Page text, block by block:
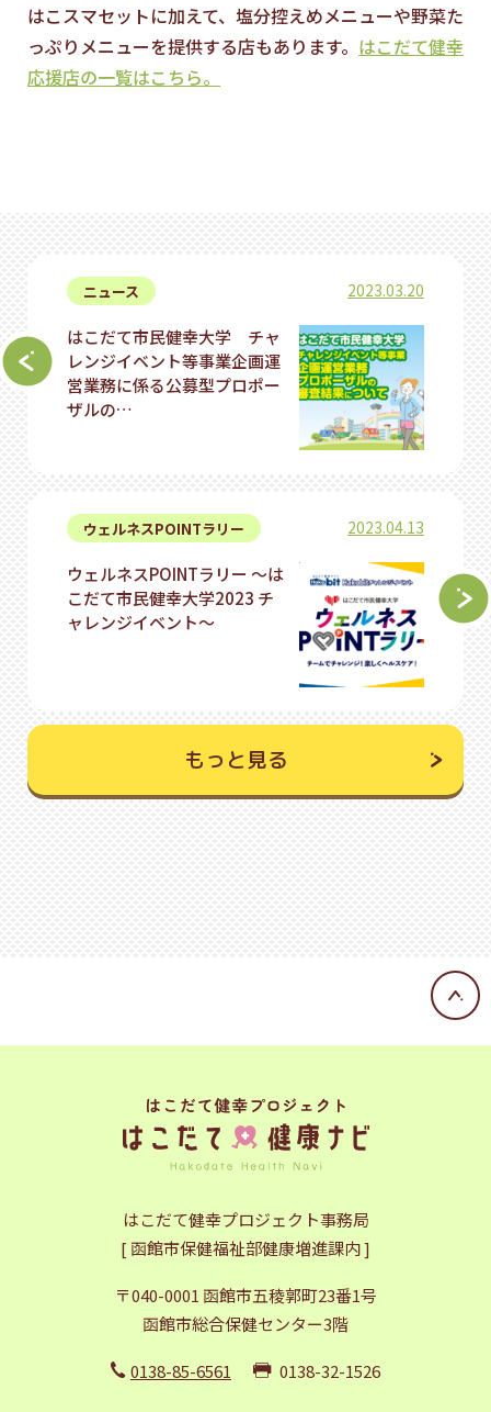
はこスマセットに加えて、塩分控えめメニューや野菜た
っぷりメニューを提供する店もあります。 はこだて健幸
応援店の一覧はこちら。
ニュース 2023.03.20
はこだて市民健幸大学 チャ
レンジイベント等事業企画運
営業務に係る公募型プロポー
ザルの…
ウェルネスPOINTラリー 2023.04.13
ウェルネスPOINTラリー 〜は
こだて市民健幸大学2023 チ
ャレンジイベント〜
もっと見る
はこだて健幸プロジェクト事務局
[ 函館市保健福祉部健康増進課内 ]
〒040-0001 函館市五稜郭町23番1号
函館市総合保健センター3階
0138-85-6561 0138-32-1526